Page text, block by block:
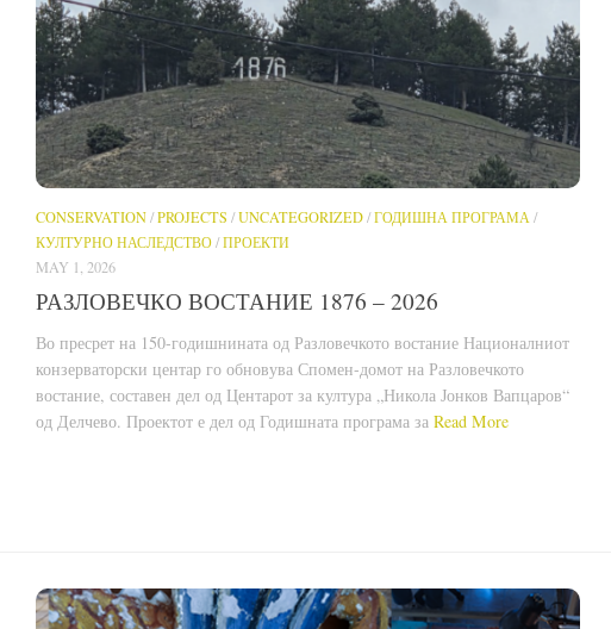
CONSERVATION/PROJECTS /UNCATEGORIZED/ГОДИШНА ПРОГРАМА /
КУЛТУРНО НАСЛЕДСТВО/ПРОЕКТИ
MAY 1, 2026
РАЗЛОВЕЧКО ВОСТАНИЕ 1876 – 2026
Во пресрет на 150-годишнината од Разловечкото востание Националниот
конзерваторски центар го обновува Спомен-домот на Разловечкото
востание, составен дел од Центарот за култура „Никола Јонков Вапцаров“
од Делчево. Проектот е дел од Годишната програма за Read More